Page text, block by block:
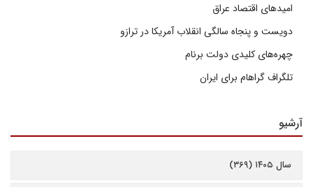
امیدهای اقتصاد عراق
دویست و پنجاه سالگی انقلاب آمریکا در ترازو
چهره‌های کلیدی دولت برنام
تلگراف گراهام برای ایران
آرشیو
سال ۱۴۰۵ (۳۶۹)